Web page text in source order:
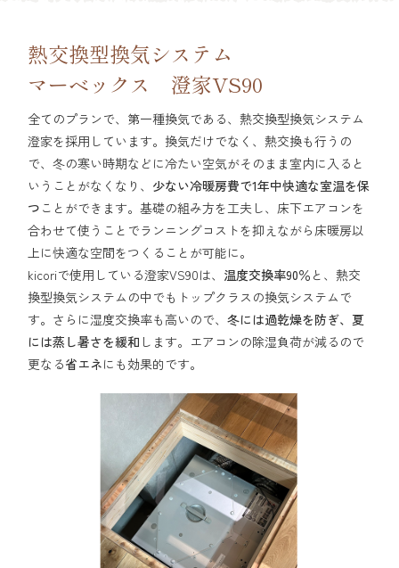
熱交換型換気システム
マーベックス 澄家VS90
全てのプランで、第一種換気である、熱交換型換気システム
澄家を採用しています。換気だけでなく、熱交換も行うの
で、冬の寒い時期などに冷たい空気がそのまま室内に入ると
いうことがなくなり、 少ない冷暖房費で1年中快適な室温を保
つ ことができます。基礎の組み方を工夫し、床下エアコンを
合わせて使うことでランニングコストを抑えながら床暖房以
上に快適な空間をつくることが可能に。
kicoriで使用している澄家VS90は、 温度交換率90％ と、熱交
換型換気システムの中でもトップクラスの換気システムで
す。さらに湿度交換率も高いので、冬には過乾燥を防ぎ、夏
には蒸し暑さを緩和 します。エアコンの除湿負荷が減るので
更なる省エネにも効果的です。